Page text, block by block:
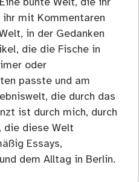
bunte Welt, die ihr
ihr mit Kommentaren
in der Gedanken
die die Fische in
oder
passte und am
die durch das
ist durch mich, durch
die diese Welt
Essays,
dem Alltag in Berlin.